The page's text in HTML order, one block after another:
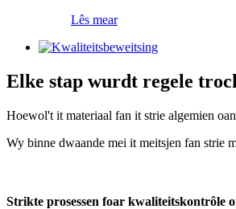
Lês mear
Elke stap wurdt regele
Hoewol't it materiaal fan it strie algemien
Wy binne dwaande mei it meitsjen fan strie
Strikte prosessen foar kwaliteitskontrôle